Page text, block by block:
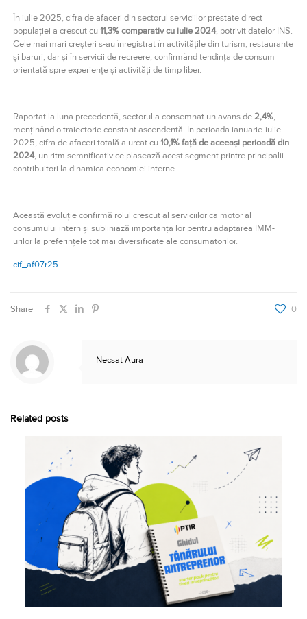
În iulie 2025, cifra de afaceri din sectorul serviciilor prestate direct
populației a crescut cu11,3% comparativ cu iulie 2024, potrivit datelor INS.
Cele mai mari creșteri s-au înregistrat în activitățile din turism, restaurante
și baruri, dar și în servicii de recreere, confirmând tendința de consum
orientată spre experiențe și activități de timp liber.
Raportat la luna precedentă, sectorul a consemnat un avans de2,4%,
menținând o traiectorie constant ascendentă. În perioada ianuarie-iulie
2025, cifra de afaceri totală a urcat cu10,1% față de aceeași perioadă din
2024, un ritm semnificativ ce plasează acest segment printre principalii
contribuitori la dinamica economiei interne.
Această evoluție confirmă rolul crescut al serviciilor ca motor al
consumului intern și subliniază importanța lor pentru adaptarea IMM-
urilor la preferințele tot mai diversificate ale consumatorilor.
cif_af07r25
Share 0
Necsat Aura
Related posts